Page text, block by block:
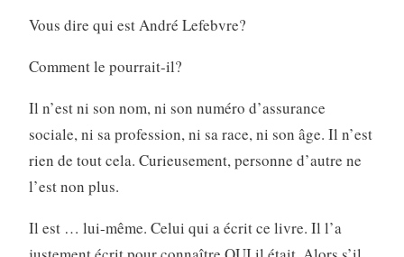
Vous dire qui est André Lefebvre?
Comment le pourrait-il?
Il n’est ni son nom, ni son numéro d’assurance
sociale, ni sa profession, ni sa race, ni son âge. Il n’est
rien de tout cela. Curieusement, personne d’autre ne
l’est non plus.
Il est … lui-même. Celui qui a écrit ce livre. Il l’a